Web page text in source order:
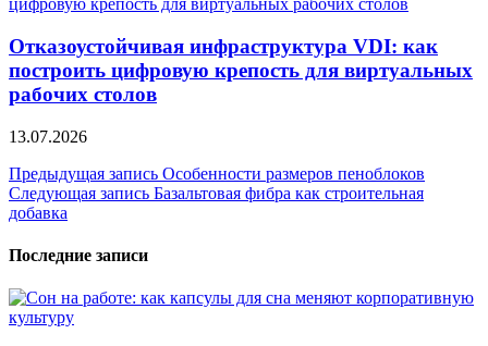
Отказоустойчивая инфраструктура VDI: как
построить цифровую крепость для виртуальных
рабочих столов
13.07.2026
Навигация
по
Предыдущая запись Особенности размеров пеноблоков
Следующая запись Базальтовая фибра как строительная
добавка
Последние записи